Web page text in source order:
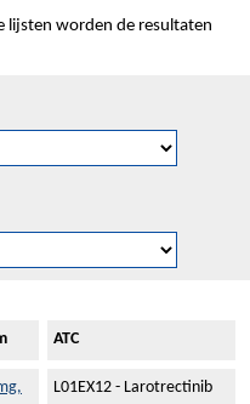
lijsten worden de resultaten
ATC
L01EX12 - Larotrectinib